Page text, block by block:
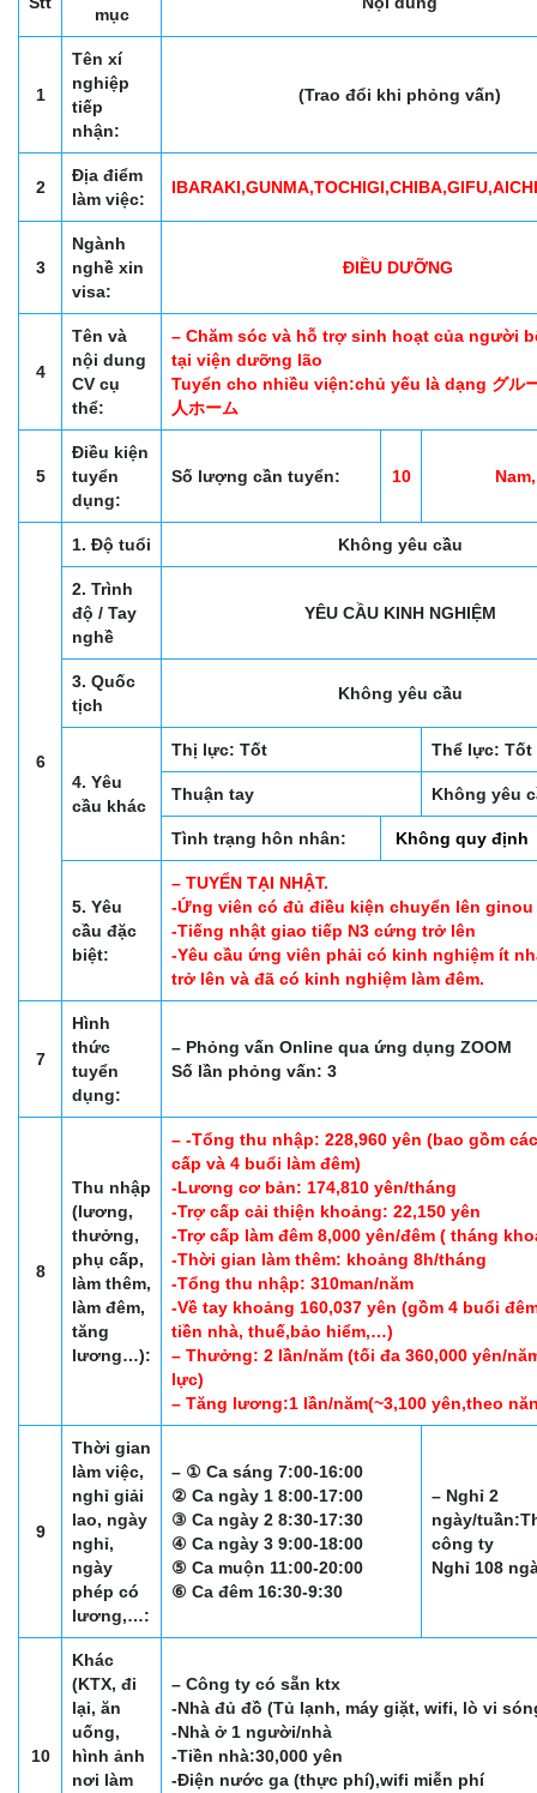
mục
1
Tên xí
nghiệp
tiếp
nhận:
(Trao đổi khi phỏng vấn)
2
Địa điểm
làm việc:
3
Ngành
nghề xin
visa:
ĐIỀU DƯỠNG
4
Tên và
nội dung
CV cụ
thể:
– Chăm sóc và hỗ trợ sinh hoạt của người
tại viện dưỡng lão
Tuyển cho nhiều viện:chủ yếu là dạng グル
人ホーム
5
Điều kiện
tuyển
dụng:
Số lượng cần tuyển: 10
6
1. Độ tuổi Không yêu cầu
2. Trình
độ / Tay
nghề
YÊU CẦU KINH NGHIỆM
3. Quốc
tịch
Không yêu cầu
4. Yêu
cầu khác
Thị lực: Tốt Thể lực: Tốt
Thuận tay Không yêu
Tình trạng hôn nhân: Không quy định
5. Yêu
cầu đặc
biệt:
– TUYỂN TẠI NHẬT.
-Ứng viên có đủ điều kiện chuyển lên ginou
-Tiếng nhật giao tiếp N3 cứng trở lên
-Yêu cầu ứng viên phải có kinh nghiệm ít
trở lên và đã có kinh nghiệm làm đêm.
7
Hình
thức
tuyển
dụng:
– Phỏng vấn Online qua ứng dụng ZOOM
Số lần phỏng vấn: 3
8
Thu nhập
(lương,
thưởng,
phụ cấp,
làm thêm,
làm đêm,
tăng
lương…):
– -Tổng thu nhập: 228,960 yên (bao gồm
cấp và 4 buổi làm đêm)
-Lương cơ bản: 174,810 yên/tháng
-Trợ cấp cải thiện khoảng: 22,150 yên
-Trợ cấp làm đêm 8,000 yên/đêm ( tháng
-Thời gian làm thêm: khoảng 8h/tháng
-Tổng thu nhập: 310man/năm
-Về tay khoảng 160,037 yên (gồm 4 buổi
tiền nhà, thuế,bảo hiểm,…)
– Thưởng: 2 lần/năm (tối đa 360,000 yên/
lực)
– Tăng lương:1 lần/năm(~3,100 yên,theo
9
Thời gian
làm việc,
nghỉ giải
lao, ngày
nghỉ,
ngày
phép có
lương,…:
– ① Ca sáng 7:00-16:00
② Ca ngày 1 8:00-17:00
③ Ca ngày 2 8:30-17:30
④ Ca ngày 3 9:00-18:00
⑤ Ca muộn 11:00-20:00
⑥ Ca đêm 16:30-9:30
– Nghỉ 2
ngày/
công ty
Nghỉ 108
10
Khác
(KTX, đi
lại, ăn
uống,
hình ảnh
nơi làm
– Công ty có sẵn ktx
-Nhà đủ đồ (Tủ lạnh, máy giặt, wifi, lò vi
-Nhà ở 1 người/nhà
-Tiền nhà:30,000 yên
-Điện nước ga (thực phí),wifi miễn phí